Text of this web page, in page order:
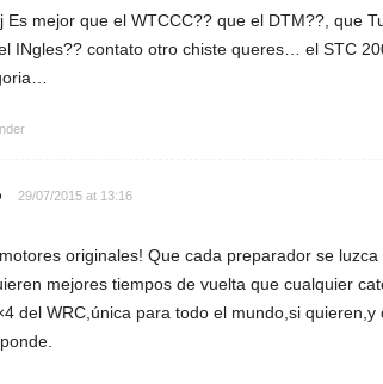
Es mejor que el WTCCC?? que el DTM??, que
INgles?? contato otro chiste queres… el STC
29/07/2015 at 13:16
originales! Que cada preparador se
mejores tiempos de vuelta que cualquier
del WRC,única para todo el mundo,si